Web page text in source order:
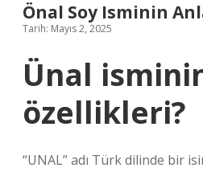
Önal Soy Isminin
Tarih: Mayıs 2, 2025
Ünal
özellikleri?
“UNAL” adı Türk dilinde bir